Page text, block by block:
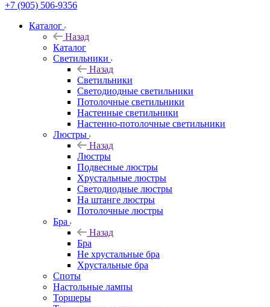
+7 (905) 506-9356
Каталог
Назад
Каталог
Светильники
Назад
Светильники
Светодиодные светильники
Потолочные светильники
Настенные светильники
Настенно-потолочные светильники
Люстры
Назад
Люстры
Подвесные люстры
Хрустальные люстры
Светодиодные люстры
На штанге люстры
Потолочные люстры
Бра
Назад
Бра
Не хрустальные бра
Хрустальные бра
Споты
Настольные лампы
Торшеры